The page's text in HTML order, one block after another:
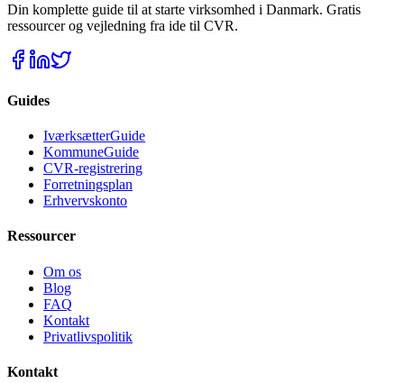
Din komplette guide til at starte virksomhed i Danmark. Gratis
ressourcer og vejledning fra ide til CVR.
Guides
IværksætterGuide
KommuneGuide
CVR-registrering
Forretningsplan
Erhvervskonto
Ressourcer
Om os
Blog
FAQ
Kontakt
Privatlivspolitik
Kontakt